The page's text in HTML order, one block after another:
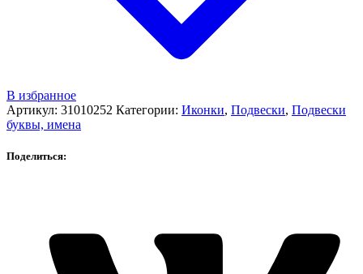
В избранное
Артикул: 31010252 Категории: Иконки, Подвески, Подвески
буквы, имена
Поделиться: